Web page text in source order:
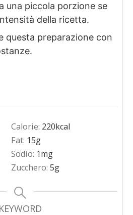
una piccola porzione se
della ricetta.
questa preparazione con
Calorie: 220kcal
Fat: 15g
Sodio: 1mg
Zucchero: 5g
KEYWORD